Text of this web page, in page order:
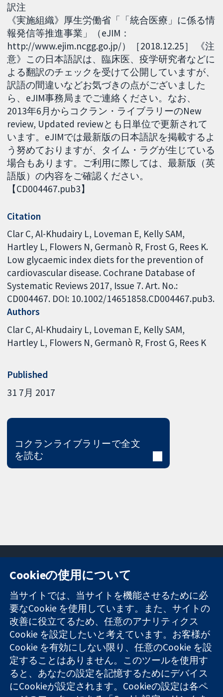
訳注
《実施組織》厚生労働省「「統合医療」に係る情
報発信等推進事業」（eJIM：
http://www.ejim.ncgg.go.jp/）［2018.12.25］ 《注
意》この日本語訳は、臨床医、疫学研究者などに
よる翻訳のチェックを受けて公開していますが、
訳語の間違いなどお気づきの点がございました
ら、eJIM事務局までご連絡ください。なお、
2013年6月からコクラン・ライブラリーのNew
review, Updated reviewとも日単位で更新されて
います。eJIMでは最新版の日本語訳を掲載するよ
う努めておりますが、タイム・ラグが生じている
場合もあります。ご利用に際しては、最新版（英
語版）の内容をご確認ください。
【CD004467.pub3】
Citation
Clar C, Al-Khudairy L, Loveman E, Kelly SAM,
Hartley L, Flowers N, Germanò R, Frost G, Rees K.
Low glycaemic index diets for the prevention of
cardiovascular disease. Cochrane Database of
Systematic Reviews 2017, Issue 7. Art. No.:
CD004467. DOI: 10.1002/14651858.CD004467.pub3.
Authors
Clar C Al-Khudairy L Loveman E Kelly SAM
Hartley L Flowers N Germanò R Frost G Rees K
Published
31 7月 2017
コクランライブラリーで全文
を読む
信頼できるエビ
デンスと
情報に基づく意
思決定により
健康のさらなる
向上へ
11-13 Cavendish
Square
London
W1G 0AN
United Kingdom
お問い合わせ
ニュース
広報
コクランにつ
いて
採用
Cochrane
Library
Cookieの使用について
当サイトでは、当サイトを機能させるために必
要なCookie を使用しています。また、サイトの
改善に役立てるため、任意のアナリティクス
Cookie を設定したいと考えています。お客様が
Cookie を有効にしない限り、任意のCookie を設
定することはありません。このツールを使用す
ると、あなたの設定を記憶するためにデバイス
にCookieが設定されます。Cookieの設定は各ペ